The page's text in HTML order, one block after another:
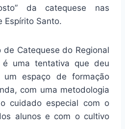
da catequese nas
Espírito Santo.
de Catequese do Regional
uma tentativa que deu
espaço de formação
com uma metodologia
cuidado especial com o
alunos e com o cultivo